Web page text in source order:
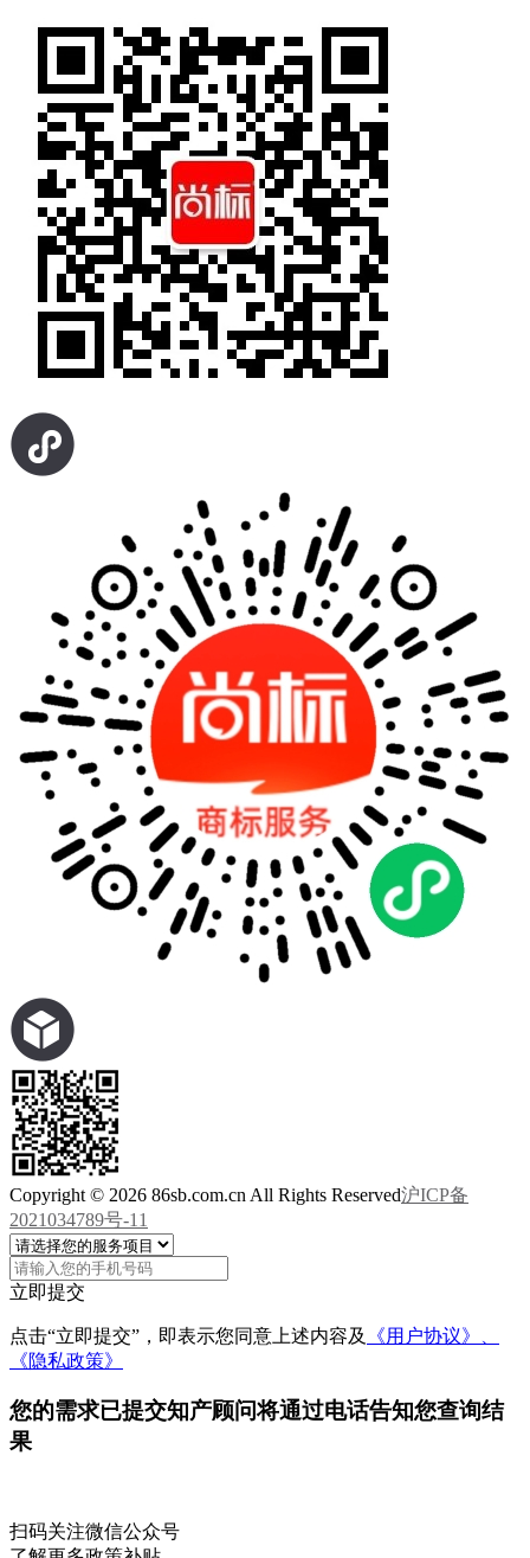
Copyright © 2026 86sb.com.cn All Rights Reserved沪ICP备
2021034789号-11
立即提交
点击“立即提交”，即表示您同意上述内容及
《用户协议》、
《隐私政策》
您的需求已提交知产顾问将通过电话告知您查询结
果
扫码关注微信公众号